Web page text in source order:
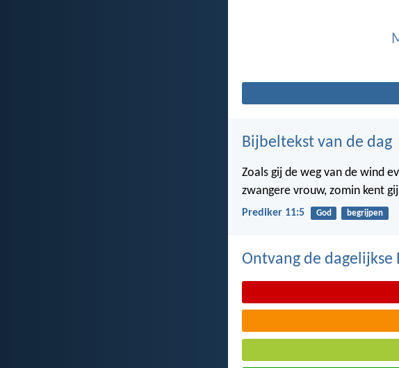
Bijbeltekst van de dag
Zoals gij de weg van de wind
zwangere vrouw, zomin kent
Prediker 11:5 God begrijpen
Ontvang de dagelijkse